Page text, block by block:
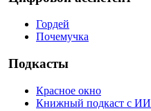
Гордей
Почемучка
Подкасты
Красное окно
Книжный подкаст с ИИ